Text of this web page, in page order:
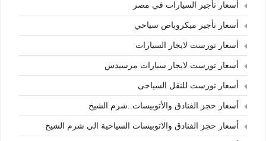
أسعار تأجير السيارات في مصر
أسعار تأجير ميكروباص سياحي
أسعار تورست لايجار السيارات
أسعار تورست لايجار سيارات مرسيدس
أسعار تورست للنقل السياحى
أسعار حجز الفنادق والأتوبيسات..شرم الشيخ
أسعار حجز الفنادق والاتوبيسات السياحية الي شرم الشيخ